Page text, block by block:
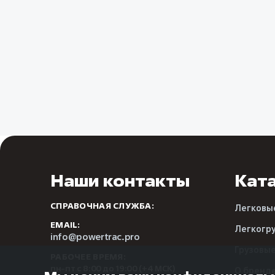
Наши контакты
СПРАВОЧНАЯ СЛУЖБА:
EMAIL:
info@powertrac.pro